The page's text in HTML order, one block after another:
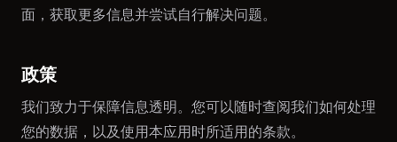
面，获取更多信息并尝试自行解决问题。
政策
我们致力于保障信息透明。您可以随时查阅我们如何处理
您的数据，以及使用本应用时所适用的条款。